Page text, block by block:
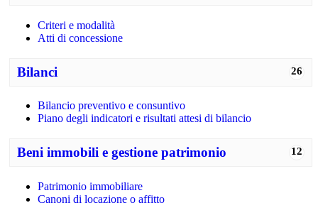
Criteri e modalità
Atti di concessione
26
Bilanci
Bilancio preventivo e consuntivo
Piano degli indicatori e risultati attesi di bilancio
12
Beni immobili e gestione patrimonio
Patrimonio immobiliare
Canoni di locazione o affitto